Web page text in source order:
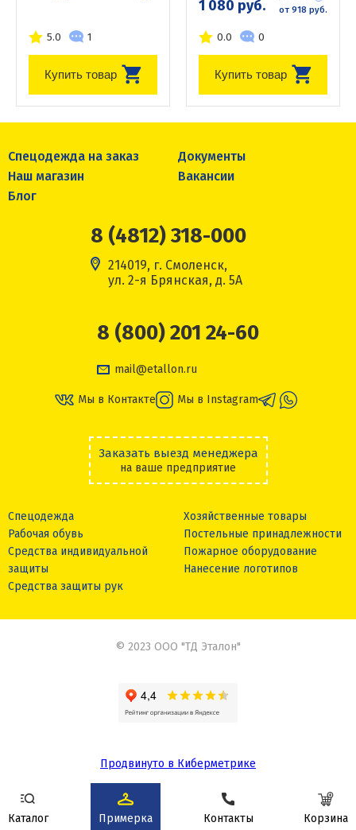
5.0 1
Купить товар
1 080 руб. от 918 руб.
0.0 0
Купить товар
Каталог Примерка Контакты Корзина
Спецодежда на заказ
Документы
Наш магазин
Вакансии
Блог
8 (4812) 318-000
214019, г. Смоленск,
ул. 2-я Брянская, д. 5А
8 (800) 201 24-60
mail@etallon.ru
Мы в Контакте Мы в Instagram
Заказать выезд менеджера
на ваше предприятие
Спецодежда
Рабочая обувь
Средства индивидуальной
защиты
Средства защиты рук
Хозяйственные товары
Постельные принадлежности
Пожарное оборудование
Нанесение логотипов
© 2023 ООО "ТД Эталон"
Продвинуто в Киберметрике
Сделано в